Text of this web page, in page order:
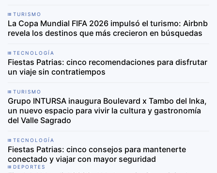
TURISMO
La Copa Mundial FIFA 2026 impulsó el turismo: Airbnb
revela los destinos que más crecieron en búsquedas
TECNOLOGÍA
Fiestas Patrias: cinco recomendaciones para disfrutar
un viaje sin contratiempos
TURISMO
Grupo INTURSA inaugura Boulevard x Tambo del Inka,
un nuevo espacio para vivir la cultura y gastronomía
del Valle Sagrado
TECNOLOGÍA
Fiestas Patrias: cinco consejos para mantenerte
conectado y viajar con mayor seguridad
DEPORTES